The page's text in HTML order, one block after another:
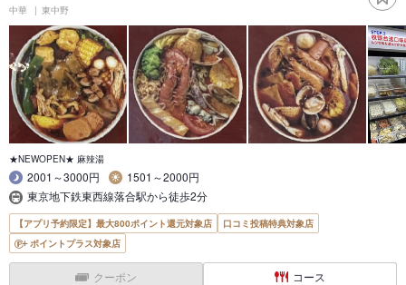
中華 東中野
★NEWOPEN★ 麻辣湯
2001～3000円
1501～2000円
東京地下鉄東西線落合駅から徒歩2分
【アプリ予約限定】最大800ポイント還元対象店
口コミ投稿特典対象店
ポイントプラス対象店
クーポン コース